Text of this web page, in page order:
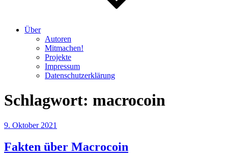
Über
Autoren
Mitmachen!
Projekte
Impressum
Datenschutzerklärung
Schlagwort: macrocoin
Veröffentlicht
9. Oktober 2021
Fakten über Macrocoin